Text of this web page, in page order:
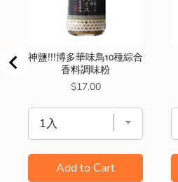
神鹽!!!博多華味鳥10種綜合
香料調味粉
Price
$17.00
Add to Cart